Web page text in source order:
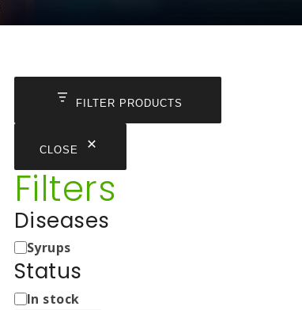
FILTER PRODUCTS
CLOSE
Filters
Diseases
Medicine
Types
Syrups
Status
Status
In stock